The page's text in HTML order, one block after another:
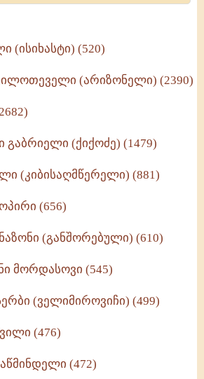
ეპისკოპოსისა - II ტომი
სახელმძღვანელო -
(ისიხასტი) (520)
(არიზონელი) (2390)
გაბრიელი (ქიქოძე) (1479)
(კიბისაღმწერელი) (881)
(656)
(განშორებული) (610)
მორდასოვი (545)
(ველიმიროვიჩი) (499)
(476)
(472)